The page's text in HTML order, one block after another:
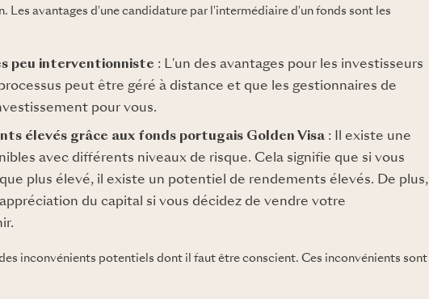
Les avantages d'une candidature par l'intermédiaire d'un fonds sont les
peu interventionniste : L'un des avantages pour les investisseurs
peut être géré à distance et que les gestionnaires de
pour vous.
élevés grâce aux fonds portugais Golden Visa : Il existe une
avec différents niveaux de risque. Cela signifie que si vous
plus élevé, il existe un potentiel de rendements élevés. De plus,
du capital si vous décidez de vendre votre
inconvénients potentiels dont il faut être conscient. Ces inconvénients sont